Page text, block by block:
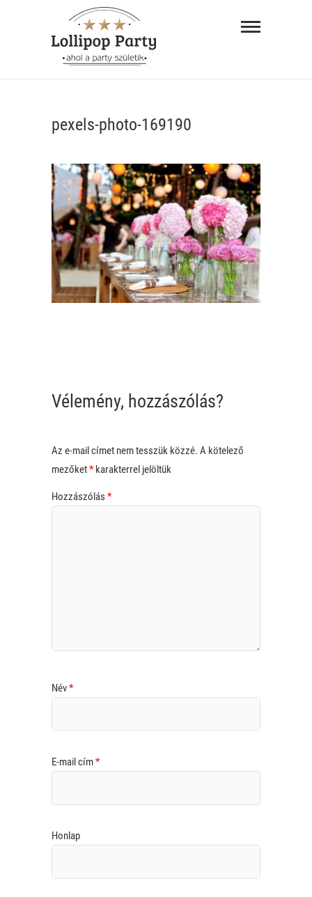
ahol a
születik
"AHOL A PARTY SZÜLETIK"
pexels-photo-169190
Vélemény, hozzászólás?
Az e-mail címet nem tesszük közzé. A kötelező
mezőket*karakterrel jelöltük
Hozzászólás *
Név*
E-mail cím*
Honlap